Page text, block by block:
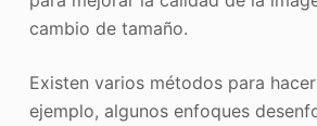
cambio de tamaño.
Existen varios métodos para
ejemplo, algunos enfoques